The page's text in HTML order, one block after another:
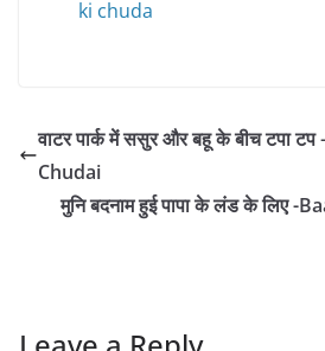
ki chuda
वाटर पार्क में ससुर और बहू के बीच टपा
Chudai
मुनि बदनाम हुई पापा के लंड के लिए